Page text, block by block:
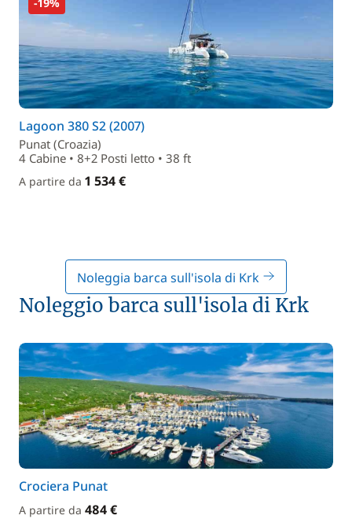
Lagoon 380 S2 (2007)
Punat (Croazia)
4 Cabine • 8+2 Posti letto • 38 ft
A partire da 1 534 €
Noleggia barca sull'isola di Krk
Noleggio barca sull'isola di Krk
Crociera Punat
A partire da 484 €